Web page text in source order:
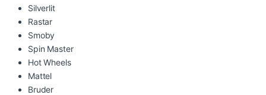
Silverlit
Rastar
Smoby
Spin Master
Hot Wheels
Mattel
Bruder